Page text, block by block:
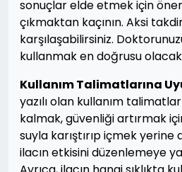
sonuçlar elde etmek için
çıkmaktan kaçının. Aksi
karşılaşabilirsiniz.
kullanmak en doğrusu
Kullanım Talimatlarına
yazılı olan kullanım
kalmak, güvenliği artırmak
suyla karıştırıp içmek
ilacın etkisini düzenlemeye